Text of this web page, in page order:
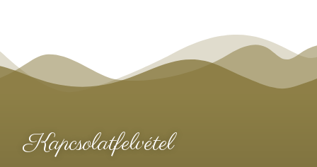
Kapcsolatfelvétel